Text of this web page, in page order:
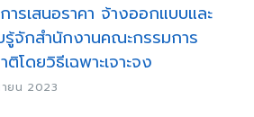
ารเสนอราคา จ้างออกแบบและ
จักสำนักงานคณะกรรมการ
โดยวิธีเฉพาะเจาะจง
ยน 2023